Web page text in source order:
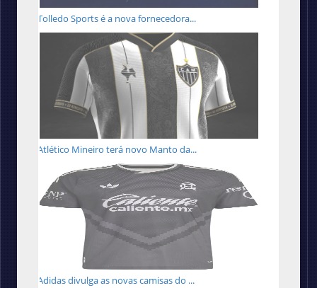
Tolledo Sports é a nova fornecedora...
Atlético Mineiro terá novo Manto da...
Adidas divulga as novas camisas do ...